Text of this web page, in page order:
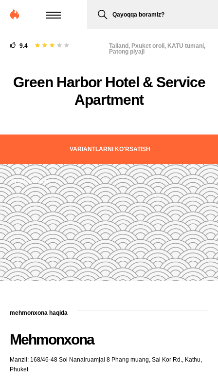
Qayoqqa boramiz?
9.4
Green Harbor Hotel & Service
Apartment
Tailand, Pxuket oroli, KATU tumani,
Patong plyaji
VARIANTLARNI KO'RSATISH
38 fotosuratlar
mehmonxona haqida
Mehmonxona
Manzil: 168/46-48 Soi Nanairuamjai 8 Phang muang, Sai Kor Rd., Kathu,
Phuket